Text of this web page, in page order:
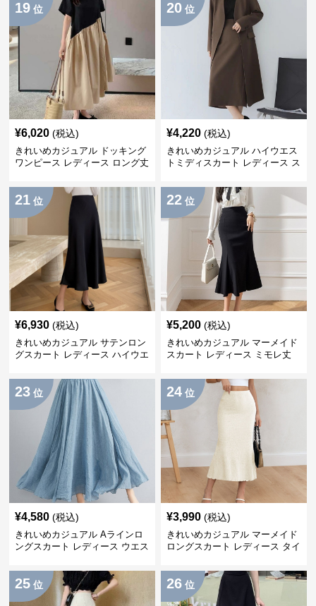
ドレス
ン
19 位
¥6,020 (税込)
きれいめカジュアル ドッキング
ワンピース レディース ロング丈
ー 切り替え Tシャツワンピ 個性
派
20 位
¥4,220 (税込)
きれいめカジュアル ハイウエス
トミディスカート レディース ス
勤 きれいめ
21 位
¥6,930 (税込)
きれいめカジュアル サテンロン
グスカート レディース ハイウエ
ルエット オールシーズン
22 位
¥5,200 (税込)
きれいめカジュアル マーメイド
スカート レディース ミモレ丈
美シルエット 上品 エレガント
23 位
¥4,580 (税込)
きれいめカジュアル Aラインロ
ングスカート レディース ウエス
イズ ナチュラル エスニック風
フレアシルエット
24 位
¥3,990 (税込)
きれいめカジュアル マーメイド
ロングスカート レディース タイ
レガント
25 位 26 位